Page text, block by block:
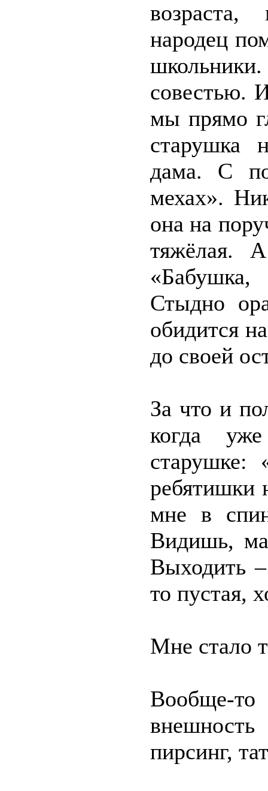
народец
совестью.
мы прямо
старушка
дама. С
мехах».
она на
тяжёлая.
Стыдно
обидится
до своей
За что и
когда
старушке:
ребятишки
мне в
Видишь,
Выходить
то пустая,
Мне стало
Вообще-
пирсинг,